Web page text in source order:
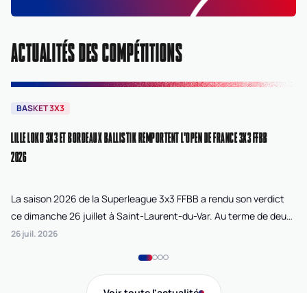
ACTUALITÉS DES COMPÉTITIONS
BASKET 3X3
LILLE LOKO 3X3 ET BORDEAUX BALLISTIK REMPORTENT L'OPEN DE FRANCE 3X3 FFBB
2026
La saison 2026 de la Superleague 3x3 FFBB a rendu son verdict
ce dimanche 26 juillet à Saint-Laurent-du-Var. Au terme de deux
journées de compétition disputées sur la plage Cousteau, Lille
26 juil. 2026